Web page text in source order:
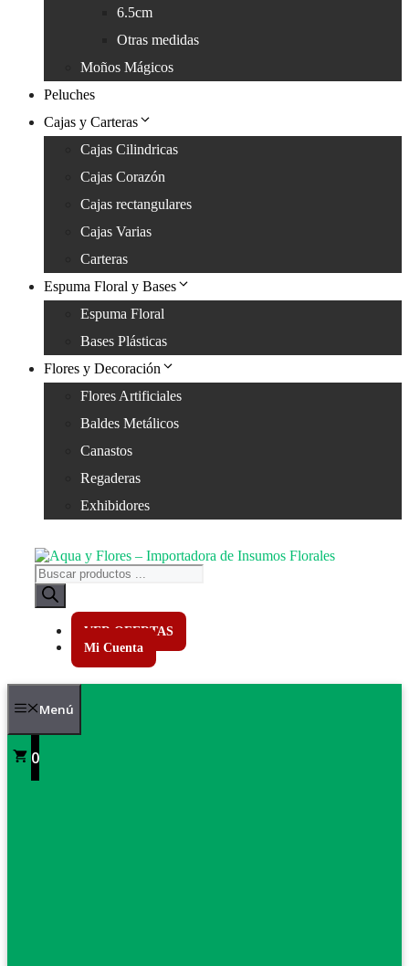
6.5cm
Otras medidas
Moños Mágicos
Peluches
Cajas y Carteras
Cajas Cilindricas
Cajas Corazón
Cajas rectangulares
Cajas Varias
Carteras
Espuma Floral y Bases
Espuma Floral
Bases Plásticas
Flores y Decoración
Flores Artificiales
Baldes Metálicos
Canastos
Regaderas
Exhibidores
Búsqueda
de
productos
VER OFERTAS
Mi Cuenta
Menú
0